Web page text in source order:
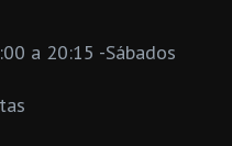
a 20:15 -Sábados